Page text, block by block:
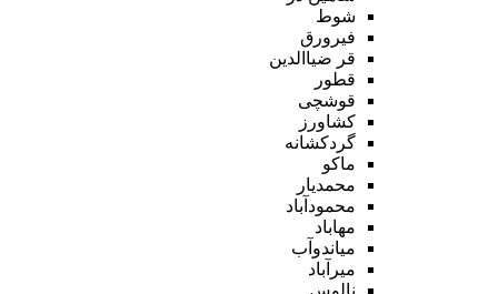
شوط
فیرورق
قر ضیاالدین
قطور
قوشچی
کشاورز
گردکشانه
ماکو
محمدیار
محمودآباد
مهاباد
میاندوآب
میرآباد